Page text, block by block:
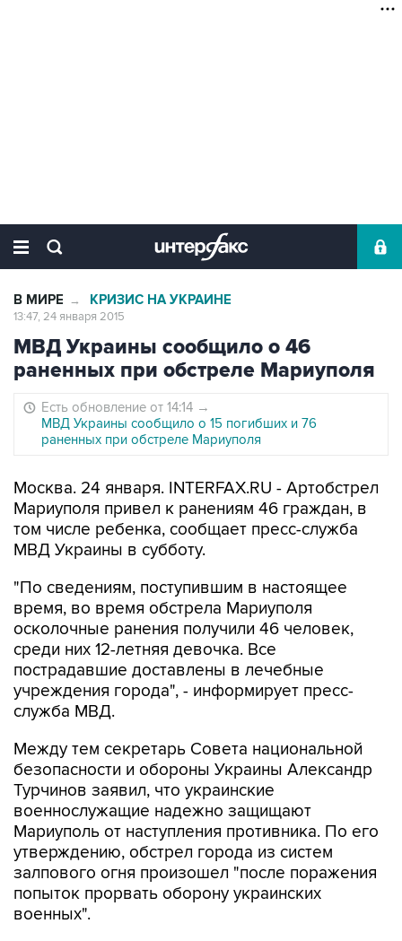
В МИРЕ → КРИЗИС НА УКРАИНЕ
13:47, 24 января 2015
МВД Украины сообщило о 46
раненных при обстреле Мариуполя
Есть обновление от 14:14 →
МВД Украины сообщило о 15 погибших и 76
раненных при обстреле Мариуполя
Москва. 24 января. INTERFAX.RU - Артобстрел
Мариуполя привел к ранениям 46 граждан, в
том числе ребенка, сообщает пресс-служба
МВД Украины в субботу.
"По сведениям, поступившим в настоящее
время, во время обстрела Мариуполя
осколочные ранения получили 46 человек,
среди них 12-летняя девочка. Все
пострадавшие доставлены в лечебные
учреждения города", - информирует пресс-
служба МВД.
Между тем секретарь Совета национальной
безопасности и обороны Украины Александр
Турчинов заявил, что украинские
военнослужащие надежно защищают
Мариуполь от наступления противника. По его
утверждению, обстрел города из систем
залпового огня произошел "после поражения
попыток прорвать оборону украинских
военных".